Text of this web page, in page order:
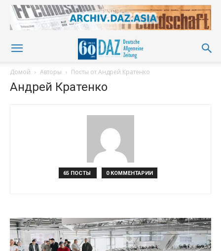
Домой Авторы Посты от Андрей Кратенко
Андрей Кратенко
65 ПОСТЫ 0 КОММЕНТАРИИ